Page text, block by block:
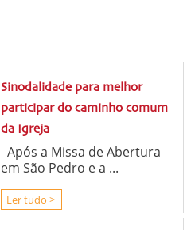
Sinodalidade para melhor
participar do caminho comum
da Igreja
Após a Missa de Abertura
em São Pedro e a ...
Ler tudo >